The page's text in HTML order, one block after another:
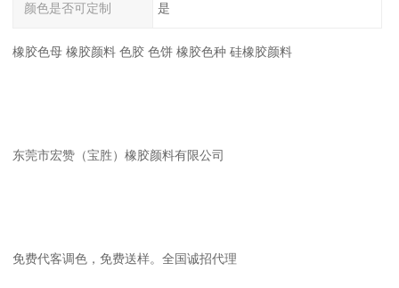
颜色是否可定制 是
橡胶色母 橡胶颜料 色胶 色饼 橡胶色种 硅橡胶颜料
东莞市宏赞（宝胜）橡胶颜料有限公司
免费代客调色，免费送样。全国诚招代理